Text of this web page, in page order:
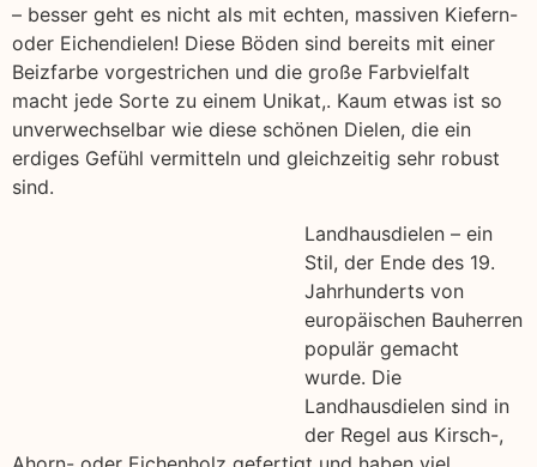
– besser geht es nicht als mit echten, massiven Kiefern-
oder Eichendielen! Diese Böden sind bereits mit einer
Beizfarbe vorgestrichen und die große Farbvielfalt
macht jede Sorte zu einem Unikat,. Kaum etwas ist so
unverwechselbar wie diese schönen Dielen, die ein
erdiges Gefühl vermitteln und gleichzeitig sehr robust
sind.
Landhausdielen – ein
Stil, der Ende des 19.
Jahrhunderts von
europäischen Bauherren
populär gemacht
wurde. Die
Landhausdielen sind in
der Regel aus Kirsch-,